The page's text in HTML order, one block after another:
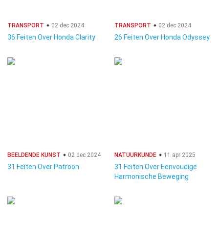
TRANSPORT 02 dec 2024
36 Feiten Over Honda Clarity
TRANSPORT 02 dec 2024
26 Feiten Over Honda Odyssey
BEELDENDE KUNST 02 dec 2024
31 Feiten Over Patroon
NATUURKUNDE 11 apr 2025
31 Feiten Over Eenvoudige
Harmonische Beweging